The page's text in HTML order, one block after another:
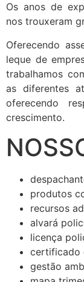
Os anos de
nos trouxeram
Oferecendo
leque de
trabalhamos
as diferentes
oferecendo
crescimento.
produtos
recursos
alvará
licença
certificado
gestão